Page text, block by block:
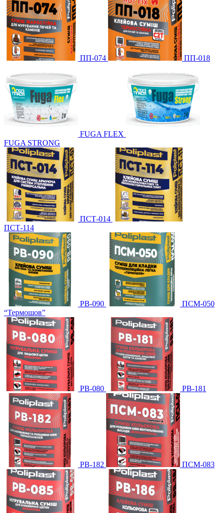
ПП-074 ПП-018
FUGA FLEX
FUGA STRONG
ПСТ-014
ПСТ-114
PB-090
ПСМ-050
“Термошов”
PB-080 PB-181
PB-182 ПСМ-083